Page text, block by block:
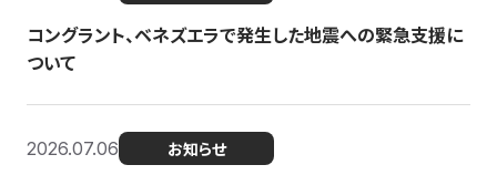
コングラント、ベネズエラで発生した地震への緊急支援に
ついて
2026.07.06 お知らせ